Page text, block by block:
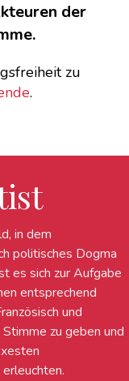
der
zu
.
in dem
politisches Dogma
es sich zur Aufgabe
entsprechend
und
zu geben und